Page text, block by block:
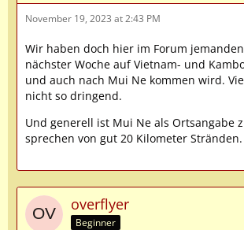
November 19, 2023 at 2:43 PM
Wir haben doch hier im Forum
nächster Woche auf Vietnam- und
und auch nach Mui Ne kommen wird.
nicht so dringend.
Und generell ist Mui Ne als Ortsangabe
sprechen von gut 20 Kilometer Stränden.
overflyer
Beginner